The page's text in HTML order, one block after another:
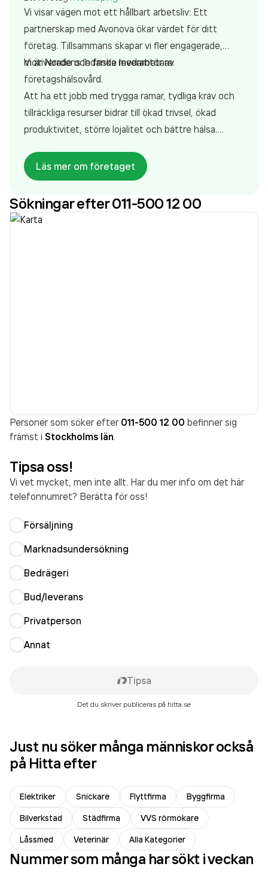
Vi visar vägen mot ett hållbart arbetsliv: Ett
partnerskap med Avonova ökar värdet för ditt
företag. Tillsammans skapar vi fler engagerade,
motiverade och friska medarbetare.
Vi är Nordens ledande leverantör av
företagshälsovård.
Att ha ett jobb med trygga ramar, tydliga krav och
tillräckliga resurser bidrar till ökad trivsel, ökad
produktivitet, större lojalitet och bättre hälsa.
ett hälsosammare arbetsliv för medarbetarna,
företaget och samhället. Vi är godkända för att
bedriva företagshälsovård och har drygt 7000
företagskunder i Sverige.
Läs mer om företaget
Sökningar efter 011-500 12 00
Personer som söker efter 011-500 12 00 befinner sig
främst i Stockholms län.
Tipsa oss!
Vi vet mycket, men inte allt. Har du mer info om det här
telefonnumret? Berätta för oss!
Försäljning
Marknadsundersökning
Bedrägeri
Bud/leverans
Privatperson
Annat
Tipsa
Det du skriver publiceras på hitta.se
Just nu söker många människor också
på Hitta efter
Elektriker Snickare Flyttfirma
Byggfirma
Bilverkstad
Städfirma
VVS rörmokare
Låssmed
Veterinär Alla Kategorier
Nummer som många har sökt i veckan